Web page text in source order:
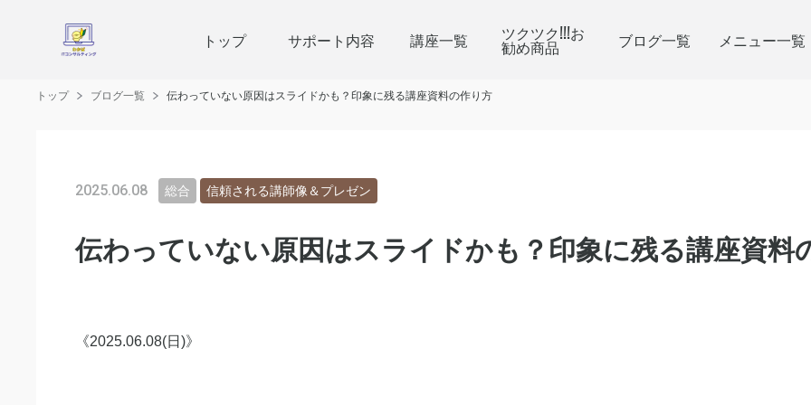
トップ サポート内容 講座一覧 ツクツク!!!お
勧め商品 ブログ一覧 メニュー一覧
トップ ブログ一覧 伝わっていない原因はスライドかも？印象に残る講座資料の作り方
2025.06.08 総合 信頼される講師像＆プレゼン
伝わっていない原因はスライドかも？印象に残る講座資料
《2025.06.08(日)》